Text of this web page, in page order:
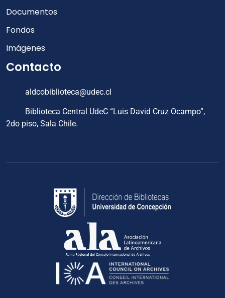
Documentos
Fondos
Imágenes
Contacto
aldcobiblioteca@udec.cl
Biblioteca Central UdeC “Luis David Cruz Ocampo”,
2do piso, Sala Chile.